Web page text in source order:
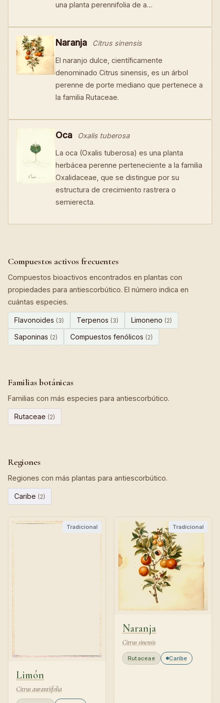
una planta perennifolia de a…
Naranja Citrus sinensis
El naranjo dulce, científicamente
denominado Citrus sinensis, es un árbol
perenne de porte mediano que pertenece a
la familia Rutaceae.
Oca Oxalis tuberosa
La oca (Oxalis tuberosa) es una planta
herbácea perenne perteneciente a la familia
Oxalidaceae, que se distingue por su
estructura de crecimiento rastrera o
semierecta.
Compuestos activos frecuentes
Compuestos bioactivos encontrados en plantas con
propiedades para antiescorbútico. El número indica en
cuántas especies.
Flavonoides (3) Terpenos (3) Limoneno (2)
Saponinas (2) Compuestos fenólicos (2)
Familias botánicas
Familias con más especies para antiescorbútico.
Rutaceae (2)
Regiones
Regiones con más plantas para antiescorbútico.
Caribe (2)
Tradicional
Limón
Citrus aurantiifolia
Tradicional
Naranja
Citrus sinensis
Rutaceae Caribe